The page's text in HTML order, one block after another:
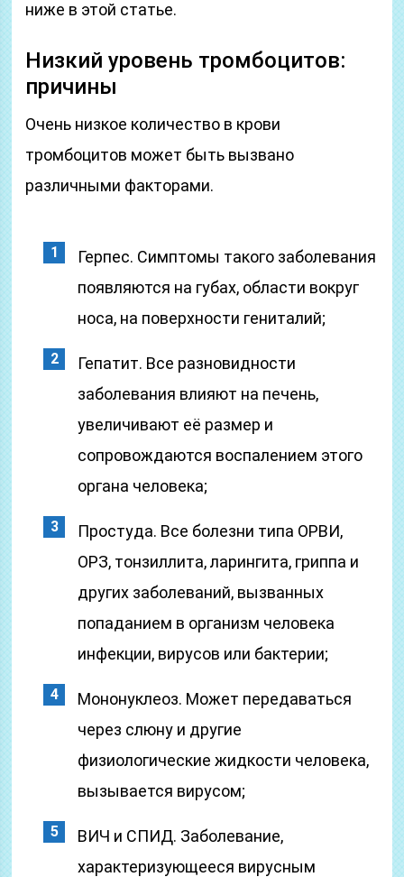
ниже в этой статье.
Низкий уровень тромбоцитов:
причины
Очень низкое количество в крови
тромбоцитов может быть вызвано
различными факторами.
Герпес. Симптомы такого заболевания
появляются на губах, области вокруг
носа, на поверхности гениталий;
Гепатит. Все разновидности
заболевания влияют на печень,
увеличивают её размер и
сопровождаются воспалением этого
органа человека;
Простуда. Все болезни типа ОРВИ,
ОРЗ, тонзиллита, ларингита, гриппа и
других заболеваний, вызванных
попаданием в организм человека
инфекции, вирусов или бактерии;
Мононуклеоз. Может передаваться
через слюну и другие
физиологические жидкости человека,
вызывается вирусом;
ВИЧ и СПИД. Заболевание,
характеризующееся вирусным